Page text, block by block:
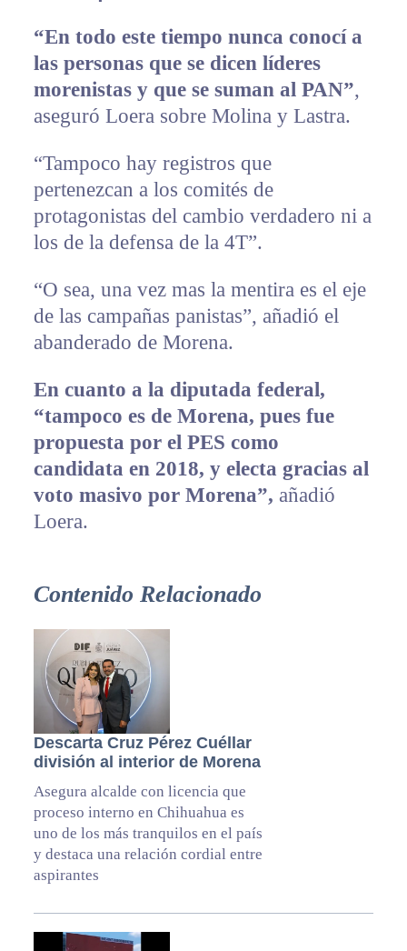
“En todo este tiempo nunca conocí a
las personas que se dicen líderes
morenistas y que se suman al PAN”,
aseguró Loera sobre Molina y Lastra.
“Tampoco hay registros que
pertenezcan a los comités de
protagonistas del cambio verdadero ni a
los de la defensa de la 4T”.
“O sea, una vez mas la mentira es el eje
de las campañas panistas”, añadió el
abanderado de Morena.
En cuanto a la diputada federal,
“tampoco es de Morena, pues fue
propuesta por el PES como
candidata en 2018, y electa gracias al
voto masivo por Morena”, añadió
Loera.
Contenido Relacionado
Descarta Cruz Pérez Cuéllar
división al interior de Morena
Asegura alcalde con licencia que
proceso interno en Chihuahua es
uno de los más tranquilos en el país
y destaca una relación cordial entre
aspirantes